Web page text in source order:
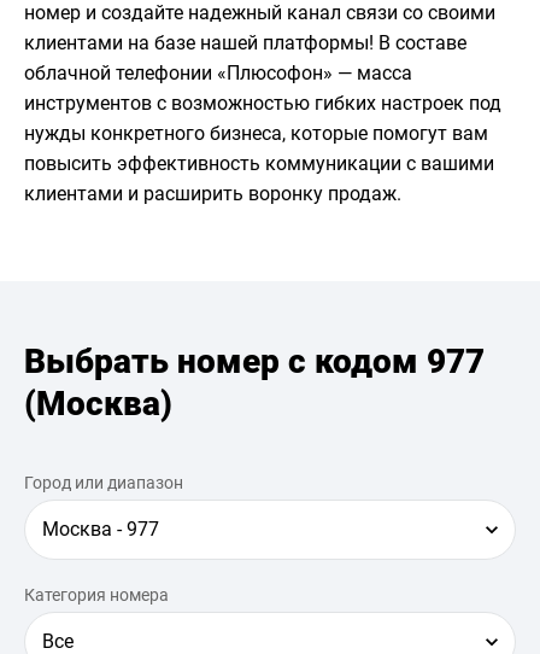
номер и создайте надежный канал связи со своими
клиентами на базе нашей платформы! В составе
облачной телефонии «Плюсофон» — масса
инструментов с возможностью гибких настроек под
нужды конкретного бизнеса, которые помогут вам
повысить эффективность коммуникации с вашими
клиентами и расширить воронку продаж.
Выбрать номер с кодом 977
(Москва)
Город или диапазон
Москва - 977
Категория номера
Все